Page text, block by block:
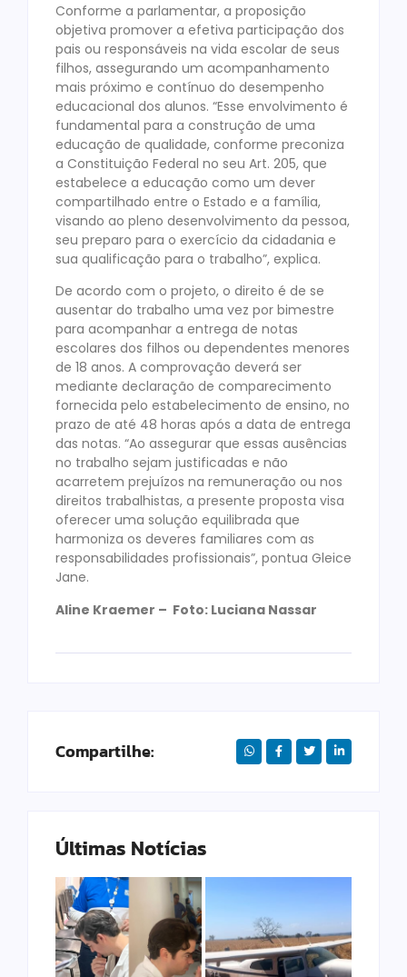
Conforme a parlamentar, a proposição
objetiva promover a efetiva participação dos
pais ou responsáveis na vida escolar de seus
filhos, assegurando um acompanhamento
mais próximo e contínuo do desempenho
educacional dos alunos. “Esse envolvimento é
fundamental para a construção de uma
educação de qualidade, conforme preconiza
a Constituição Federal no seu Art. 205, que
estabelece a educação como um dever
compartilhado entre o Estado e a família,
visando ao pleno desenvolvimento da pessoa,
seu preparo para o exercício da cidadania e
sua qualificação para o trabalho”, explica.
De acordo com o projeto, o direito é de se
ausentar do trabalho uma vez por bimestre
para acompanhar a entrega de notas
escolares dos filhos ou dependentes menores
de 18 anos. A comprovação deverá ser
mediante declaração de comparecimento
fornecida pelo estabelecimento de ensino, no
prazo de até 48 horas após a data de entrega
das notas. “Ao assegurar que essas ausências
no trabalho sejam justificadas e não
acarretem prejuízos na remuneração ou nos
direitos trabalhistas, a presente proposta visa
oferecer uma solução equilibrada que
harmoniza os deveres familiares com as
responsabilidades profissionais”, pontua Gleice
Jane.
Aline Kraemer – Foto: Luciana Nassar
Compartilhe:
Últimas Notícias